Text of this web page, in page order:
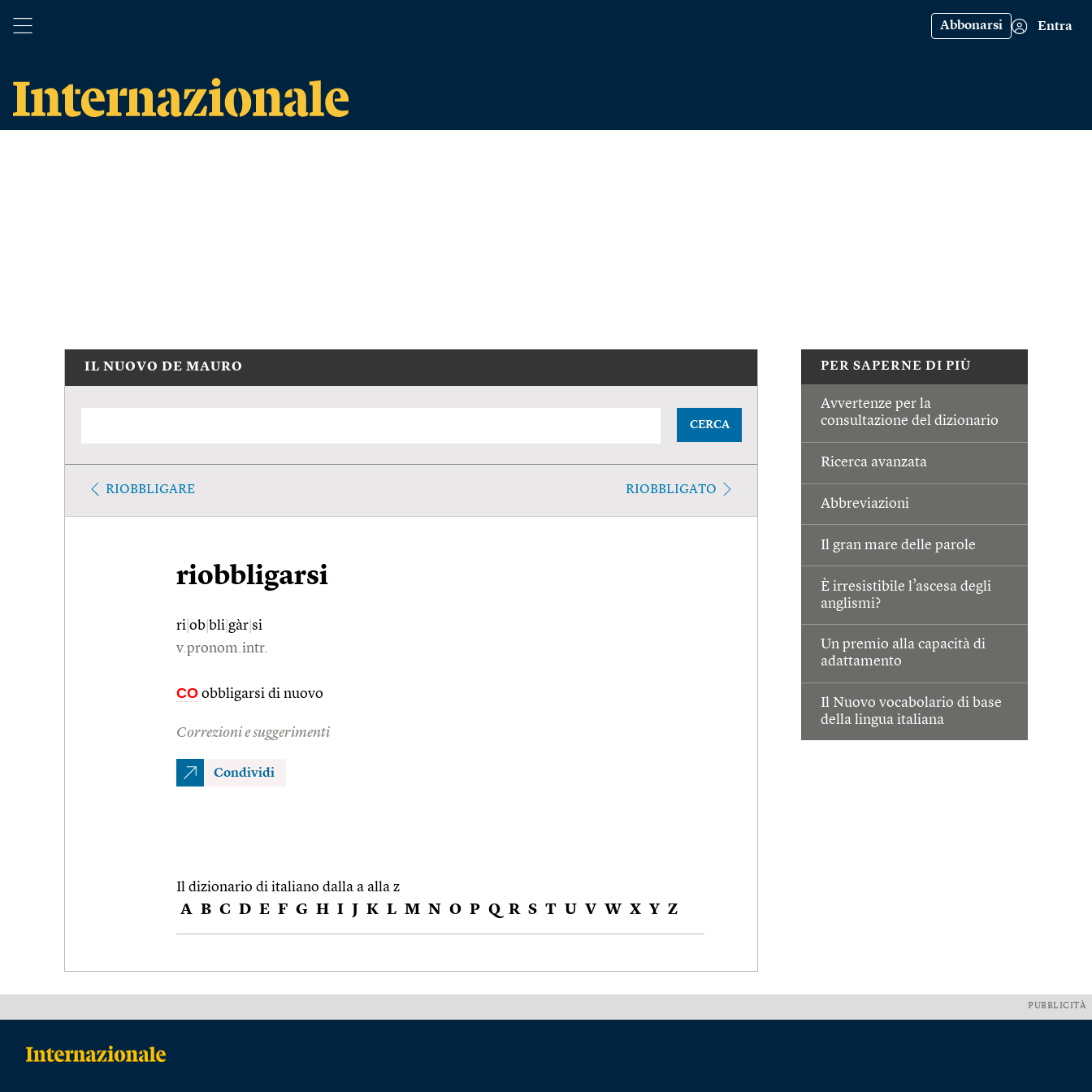
Abbonarsi Entra
PER SAPERNE DI PIÙ
Avvertenze per la
consultazione del dizionario
Ricerca avanzata
Abbreviazioni
Il gran mare delle parole
È irresistibile l’ascesa degli
anglismi?
Un premio alla capacità di
adattamento
Il Nuovo vocabolario di base
della lingua italiana
IL NUOVO DE MAURO
CERCA
RIOBBLIGARE RIOBBLIGATO
riobbligarsi
ri ob bli gàr si
v.pronom.intr.
CO obbligarsi di nuovo
Correzioni e suggerimenti
Condividi
Il dizionario di italiano dalla a alla z
A B C D E F G H I J K L M N O P Q R S T U V W X Y Z
PUBBLICITÀ